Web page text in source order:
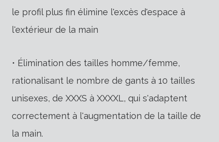
le profil plus fin élimine l'excès d'espace à
l'extérieur de la main
• Élimination des tailles homme/femme,
rationalisant le nombre de gants à 10 tailles
unisexes, de XXXS à XXXXL, qui s'adaptent
correctement à l'augmentation de la taille de
la main.